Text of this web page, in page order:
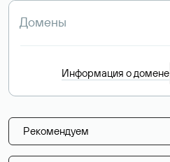
Информация о домене
Рекомендуем